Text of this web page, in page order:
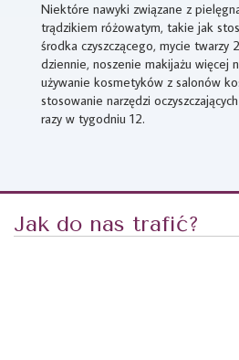
Niektóre nawyki związane z
trądzikiem różowatym, takie jak
środka czyszczącego, mycie twarzy
dziennie, noszenie makijażu więcej
używanie kosmetyków z salonów
stosowanie narzędzi
razy w tygodniu 12.
Jak do nas trafić?